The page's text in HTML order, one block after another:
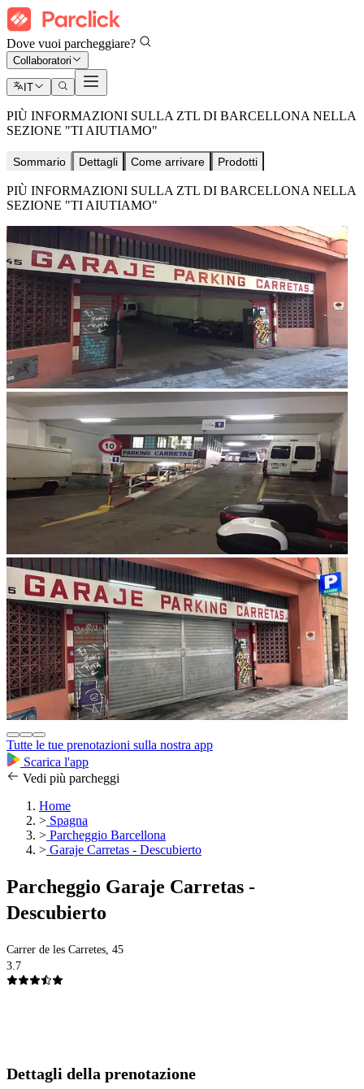
Dove vuoi parcheggiare?
Collaboratori
IT
PIÙ INFORMAZIONI SULLA ZTL DI BARCELLONA NELLA
SEZIONE "TI AIUTIAMO"
Sommario Dettagli Come arrivare Prodotti
PIÙ INFORMAZIONI SULLA ZTL DI BARCELLONA NELLA
SEZIONE "TI AIUTIAMO"
Tutte le tue prenotazioni sulla nostra app
Scarica l'app
Vedi più parcheggi
Home
> Spagna
> Parcheggio Barcellona
> Garaje Carretas - Descubierto
Parcheggio Garaje Carretas -
Descubierto
Carrer de les Carretes, 45
3.7
Dettagli della prenotazione